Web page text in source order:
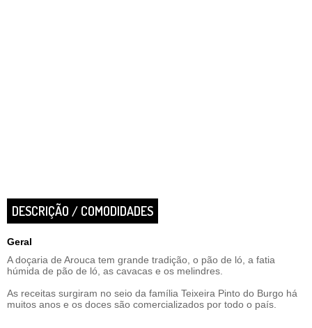
DESCRIÇÃO / COMODIDADES
Geral
A doçaria de Arouca tem grande tradição, o pão de ló, a fatia
húmida de pão de ló, as cavacas e os melindres.
As receitas surgiram no seio da família Teixeira Pinto do Burgo há
muitos anos e os doces são comercializados por todo o país.